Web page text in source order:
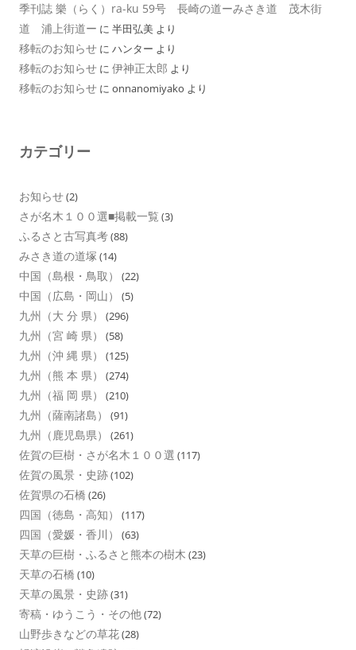
季刊誌 樂（らく）ra-ku 59号 長崎の道ーみさき道 茂木街
道 浦上街道ー に 半田弘美 より
移転のお知らせ に ハンター より
移転のお知らせ に 伊神正太郎 より
移転のお知らせ に onnanomiyako より
カテゴリー
お知らせ(2)
さが名木１００選■掲載一覧 (3)
ふるさと古写真考(88)
みさき道の道塚 (14)
中国（島根・鳥取） (22)
中国（広島・岡山） (5)
九州（大 分 県） (296)
九州（宮 崎 県） (58)
九州（沖 縄 県） (125)
九州（熊 本 県） (274)
九州（福 岡 県） (210)
九州（薩南諸島） (91)
九州（鹿児島県） (261)
佐賀の巨樹・さが名木１００選 (117)
佐賀の風景・史跡(102)
佐賀県の石橋 (26)
四国（徳島・高知） (117)
四国（愛媛・香川） (63)
天草の巨樹・ふるさと熊本の樹木 (23)
天草の石橋 (10)
天草の風景・史跡(31)
寄稿・ゆうこう・その他(72)
山野歩きなどの草花(28)